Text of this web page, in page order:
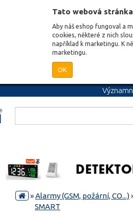
Tato webová
Aby náš eshop fungoval a
cookies, některé z nich
například k marketingu. K
marketingu.
OK
»Alarmy (GSM, požární, CO...)
SMART